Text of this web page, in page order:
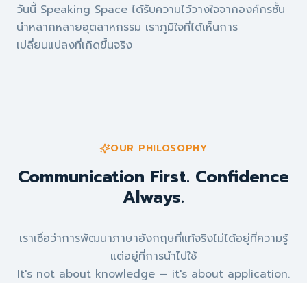
วันนี้ Speaking Space ได้รับความไว้วางใจจากองค์กรชั้น
นำหลากหลายอุตสาหกรรม เราภูมิใจที่ได้เห็นการ
เปลี่ยนแปลงที่เกิดขึ้นจริง
OUR PHILOSOPHY
Communication First. Confidence
Always.
เราเชื่อว่าการพัฒนาภาษาอังกฤษที่แท้จริงไม่ได้อยู่ที่ความรู้
แต่อยู่ที่การนำไปใช้
It's not about knowledge — it's about application.